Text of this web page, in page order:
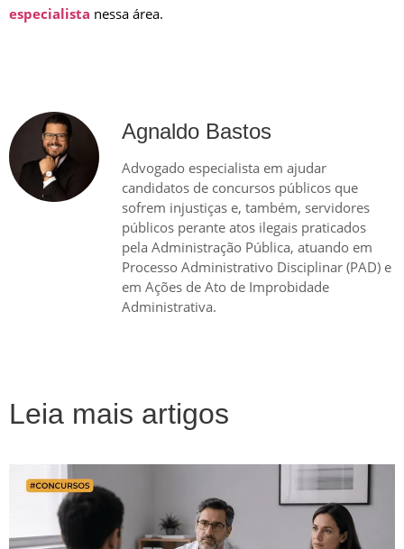
especialista nessa área.
Agnaldo Bastos
Advogado especialista em ajudar
candidatos de concursos públicos que
sofrem injustiças e, também, servidores
públicos perante atos ilegais praticados
pela Administração Pública, atuando em
Processo Administrativo Disciplinar (PAD) e
em Ações de Ato de Improbidade
Administrativa.
Leia mais artigos